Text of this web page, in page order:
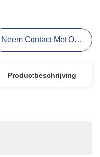
Neem Contact Met Ons Op
Productbeschrijving